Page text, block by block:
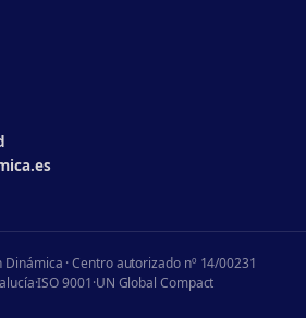
· Centro autorizado nº 14/00231
·ISO 9001·UN Global Compact